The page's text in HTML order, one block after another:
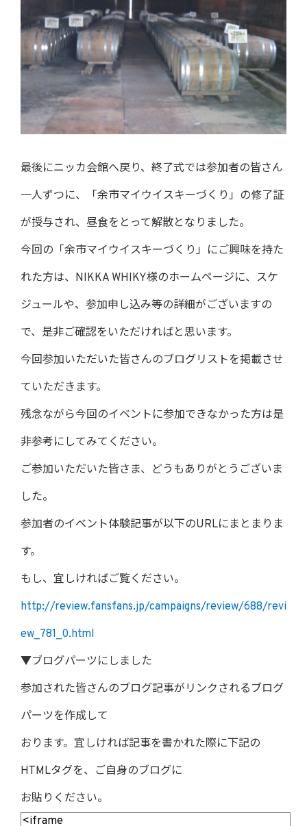
最後にニッカ会館へ戻り、終了式では参加者の皆さん
一人ずつに、「余市マイウイスキーづくり」の修了証
が授与され、昼食をとって解散となりました。
今回の「余市マイウイスキーづくり」にご興味を持た
れた方は、NIKKA WHIKY様のホームページに、スケ
ジュールや、参加申し込み等の詳細がございますの
で、是非ご確認をいただければと思います。
今回参加いただいた皆さんのブログリストを掲載させ
ていただきます。
残念ながら今回のイベントに参加できなかった方は是
非参考にしてみてください。
ご参加いただいた皆さま、どうもありがとうございま
した。
参加者のイベント体験記事が以下のURLにまとまりま
す。
もし、宜しければご覧ください。
http://review.fansfans.jp/campaigns/review/688/revi
ew_781_0.html
▼ブログパーツにしました
参加された皆さんのブログ記事がリンクされるブログ
パーツを作成して
おります。宜しければ記事を書かれた際に下記の
HTMLタグを、ご自身のブログに
お貼りください。